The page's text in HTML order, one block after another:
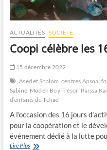
ACTUALITÉS SOCIÉTÉ
Coopi célèbre les
15 décembre 2022
Ased et Shalom centres Apsoa
Sabine Modeh Boy Trésor Raïssa
d’enfants du Tchad
A l’occasion des 16 jours
pour la coopération et le
événement dédié à la lutte
Lire PlusCoopi